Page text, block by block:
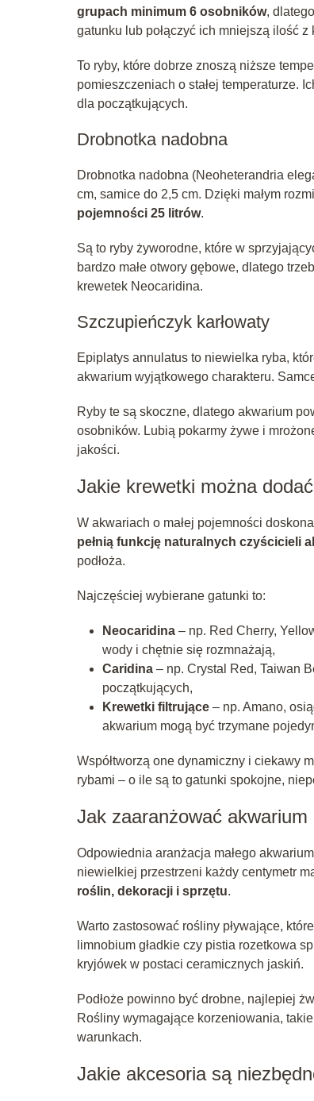
grupach minimum 6 osobników,
gatunku lub połączyć ich mniejszą ilość z
To ryby, które dobrze znoszą niższe
pomieszczeniach o stałej temperaturze.
dla początkujących.
Drobnotka nadobna
Drobnotka nadobna (Neoheterandria
cm, samice do 2,5 cm. Dzięki małym
pojemności 25 litrów.
Są to ryby żyworodne, które w
bardzo małe otwory gębowe, dlatego
krewetek Neocaridina.
Szczupieńczyk karłowaty
Epiplatys annulatus to niewielka ryba,
akwarium wyjątkowego charakteru.
Ryby te są skoczne, dlatego akwarium
osobników. Lubią pokarmy żywe i
jakości.
Jakie krewetki można
W akwariach o małej pojemności
pełnią funkcję naturalnych czyścicieli
podłoża.
Najczęściej wybierane gatunki to:
Neocaridina – np. Red Cherry,
wody i chętnie się rozmnażają,
Caridina – np. Crystal Red, Taiwan
początkujących,
Krewetki filtrujące – np. Amano,
akwarium mogą być trzymane
Współtworzą one dynamiczny i ciekawy
rybami – o ile są to gatunki spokojne,
Jak zaaranżować akwarium
Odpowiednia aranżacja małego
niewielkiej przestrzeni każdy centymetr
roślin, dekoracji i sprzętu.
Warto zastosować rośliny pływające,
limnobium gładkie czy pistia rozetkowa
kryjówek w postaci ceramicznych jaskiń.
Podłoże powinno być drobne, najlepiej
Rośliny wymagające korzeniowania,
warunkach.
Jakie akcesoria są